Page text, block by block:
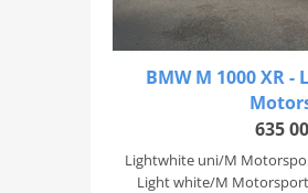
BMW M 1000 XR
635
Lightwhite uni/M
Light white/M